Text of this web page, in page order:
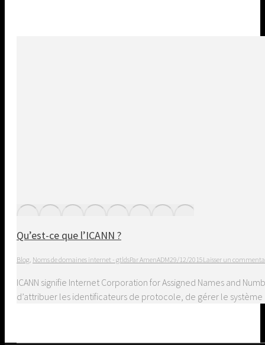
Qu’est-ce que l’ICANN ?
Blog Noms de domaines internet - gtldsParAmenADM29/12/2015Laisser un
ICANN signifie Internet Corporation for Assigned Names and
d’attribuer les identificateurs de protocole, de gérer le